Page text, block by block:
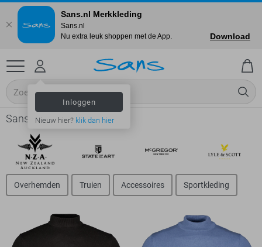
Inloggen
Nieuw hier? klik dan hier
Sans - Heren
Overhemden Truien Accessoires Sportkleding
Sans.nl Merkkleding
Sans.nl
Nu extra leuk shoppen met de App.
Download